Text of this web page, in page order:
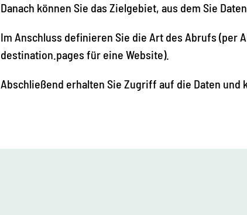
Danach können Sie das Zielgebiet, aus dem Sie
Im Anschluss definieren Sie die Art des Abrufs
destination.pages für eine Website).
Abschließend erhalten Sie Zugriff auf die Daten und